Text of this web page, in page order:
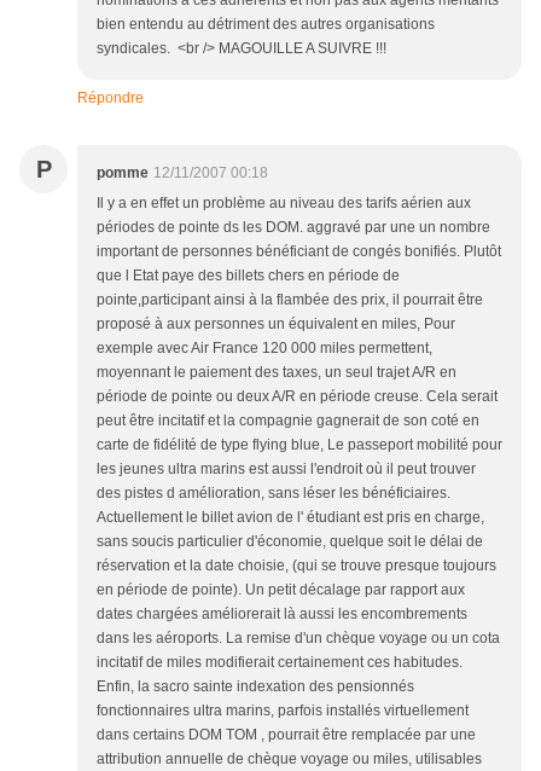
bien entendu au détriment des autres organisations
syndicales. <br /> MAGOUILLE A SUIVRE !!!
Répondre
P pomme 12/11/2007 00:18
Il y a en effet un problème au niveau des tarifs aérien aux
périodes de pointe ds les DOM. aggravé par une un nombre
important de personnes bénéficiant de congés bonifiés. Plutôt
que l Etat paye des billets chers en période de
pointe,participant ainsi à la flambée des prix, il pourrait être
proposé à aux personnes un équivalent en miles, Pour
exemple avec Air France 120 000 miles permettent,
moyennant le paiement des taxes, un seul trajet A/R en
période de pointe ou deux A/R en période creuse. Cela serait
peut être incitatif et la compagnie gagnerait de son coté en
carte de fidélité de type flying blue, Le passeport mobilité pour
les jeunes ultra marins est aussi l'endroit où il peut trouver
des pistes d amélioration, sans léser les bénéficiaires.
Actuellement le billet avion de l' étudiant est pris en charge,
sans soucis particulier d'économie, quelque soit le délai de
réservation et la date choisie, (qui se trouve presque toujours
en période de pointe). Un petit décalage par rapport aux
dates chargées améliorerait là aussi les encombrements
dans les aéroports. La remise d'un chèque voyage ou un cota
incitatif de miles modifierait certainement ces habitudes.
Enfin, la sacro sainte indexation des pensionnés
fonctionnaires ultra marins, parfois installés virtuellement
dans certains DOM TOM , pourrait être remplacée par une
attribution annuelle de chèque voyage ou miles, utilisables